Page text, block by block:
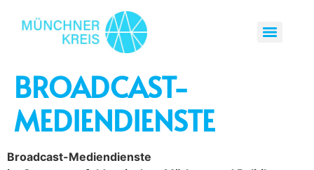
BROADCAST-
MEDIENDIENSTE
Broadcast-Mediendienste